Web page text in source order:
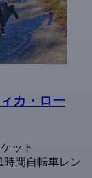
カ・ロー
ット
時間自転車レン